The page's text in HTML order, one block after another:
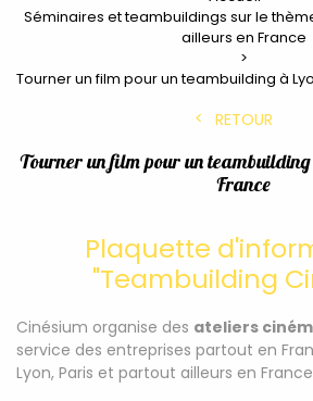
Séminaires et teambuildings sur le
ailleurs en France
Tourner un film pour un teambuilding à
RETOUR
Tourner un film pour un
France
Plaquette
"Teambuilding
Cinésium organise des ateliers
service des entreprises partout en
Lyon, Paris et partout ailleurs en